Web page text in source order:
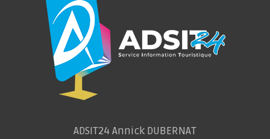
ADSIT24 Annick DUBERNAT